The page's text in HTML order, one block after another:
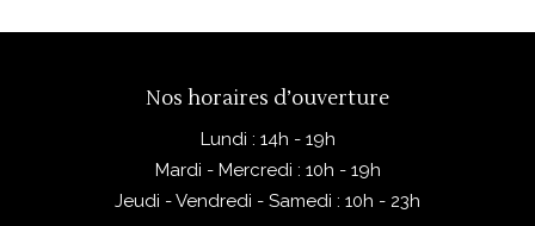
Nos horaires d’ouverture
Lundi : 14h - 19h
Mardi - Mercredi : 10h - 19h
Jeudi - Vendredi - Samedi : 10h - 23h